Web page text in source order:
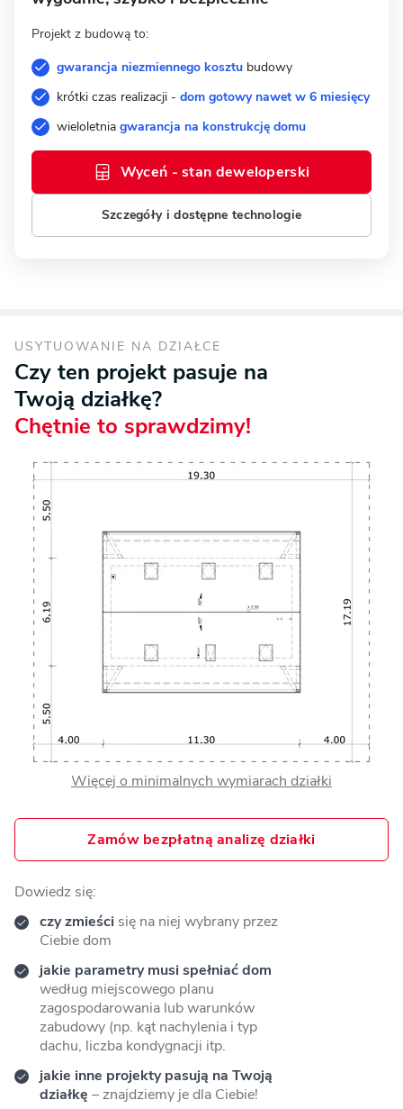
Projekt z budową to:
gwarancja niezmiennego kosztu budowy
krótki czas realizacji - dom gotowy nawet w 6 miesięcy
wieloletnia gwarancja na konstrukcję domu
Szczegóły i dostępne technologie
Wyceń - stan deweloperski
USYTUOWANIE NA DZIAŁCE
Czy ten projekt pasuje na
Twoją działkę?
Chętnie to sprawdzimy!
Więcej o minimalnych wymiarach działki
Zamów bezpłatną analizę działki
Dowiedz się:
czy zmieści się na niej wybrany przez
Ciebie dom
jakie parametry musi spełniać dom
według miejscowego planu
zagospodarowania lub warunków
zabudowy (np. kąt nachylenia i typ
dachu, liczba kondygnacji itp.
jakie inne projekty pasują na Twoją
działkę – znajdziemy je dla Ciebie!